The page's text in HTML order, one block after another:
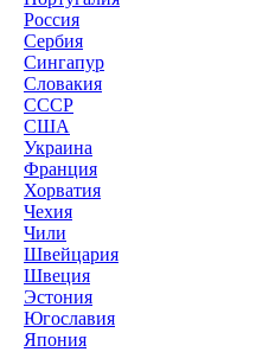
Россия
Сербия
Сингапур
Словакия
СССР
США
Украина
Франция
Хорватия
Чехия
Чили
Швейцария
Швеция
Эстония
Югославия
Япония